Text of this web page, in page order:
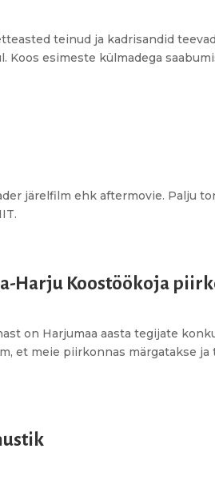
teinud ja kadrisandid
esimeste külmadega
järelfilm ehk aftermovie. Palju
Harju Koostöökoja
on Harjumaa aasta tegijate
et meie piirkonnas märgatakse